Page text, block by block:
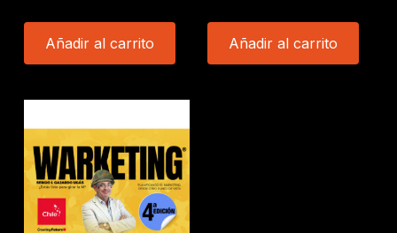
Añadir al carrito Añadir al carrito